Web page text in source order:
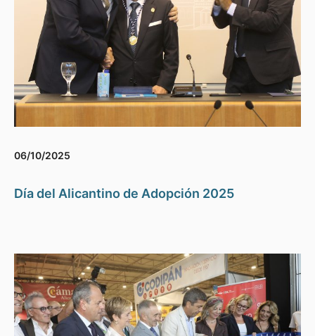
06/10/2025
Día del Alicantino de Adopción 2025